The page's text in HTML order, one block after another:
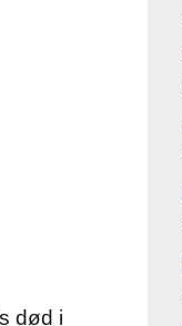
død i